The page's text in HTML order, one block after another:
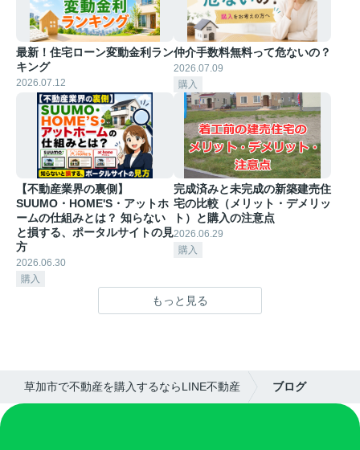
最新！住宅ローン変動金利ラン
キング
2026.07.12
仲介手数料無料って危ないの？
2026.07.09
購入
【不動産業界の裏側】
SUUMO・HOME'S・アットホ
ームの仕組みとは？ 知らない
と損する、ポータルサイトの見
方
2026.06.30
購入
完成済みと未完成の新築建売住
宅の比較（メリット・デメリッ
ト）と購入の注意点
2026.06.29
購入
もっと見る
草加市で不動産を購入するならLINE不動産 ブログ